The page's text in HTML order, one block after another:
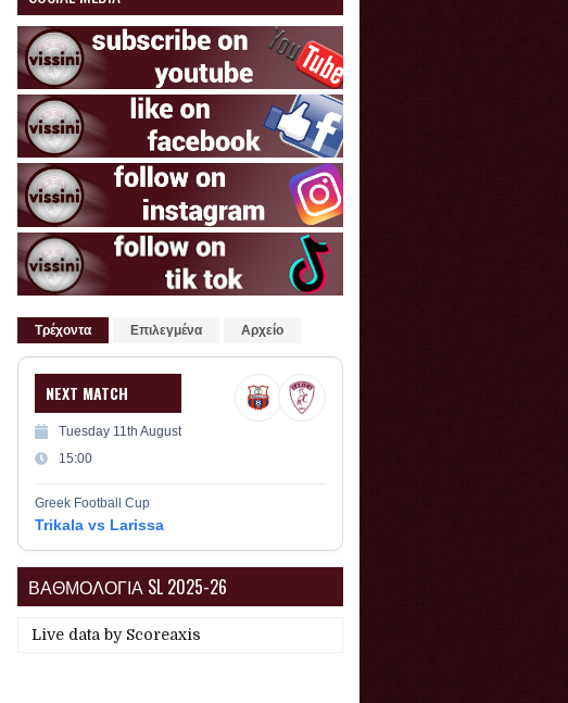
Τρέχοντα Επιλεγμένα Αρχείο
NEXT MATCH
Tuesday 11th August
15:00
Greek Football Cup
Trikala vs Larissa
ΒΑΘΜΟΛΟΓΙΑ SL 2025-26
Live data by Scoreaxis